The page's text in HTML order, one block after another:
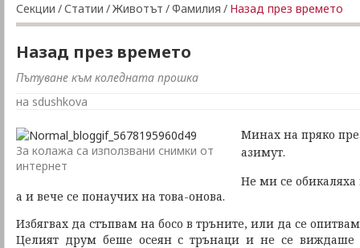
Секции /Статии /Животът /Фамилия / Назад през времето
Назад през времето
Пътуване към коледната прошка
на sdushkova
За колажа са използвани снимки от
интернет
Минах на пряко
азимут.
Не ми се обикаляха
а и вече се понаучих на това-онова.
Избягвах да стъпвам на босо в тръните, или да се
Целият друм беше осеян с трънаци и не се виждаше